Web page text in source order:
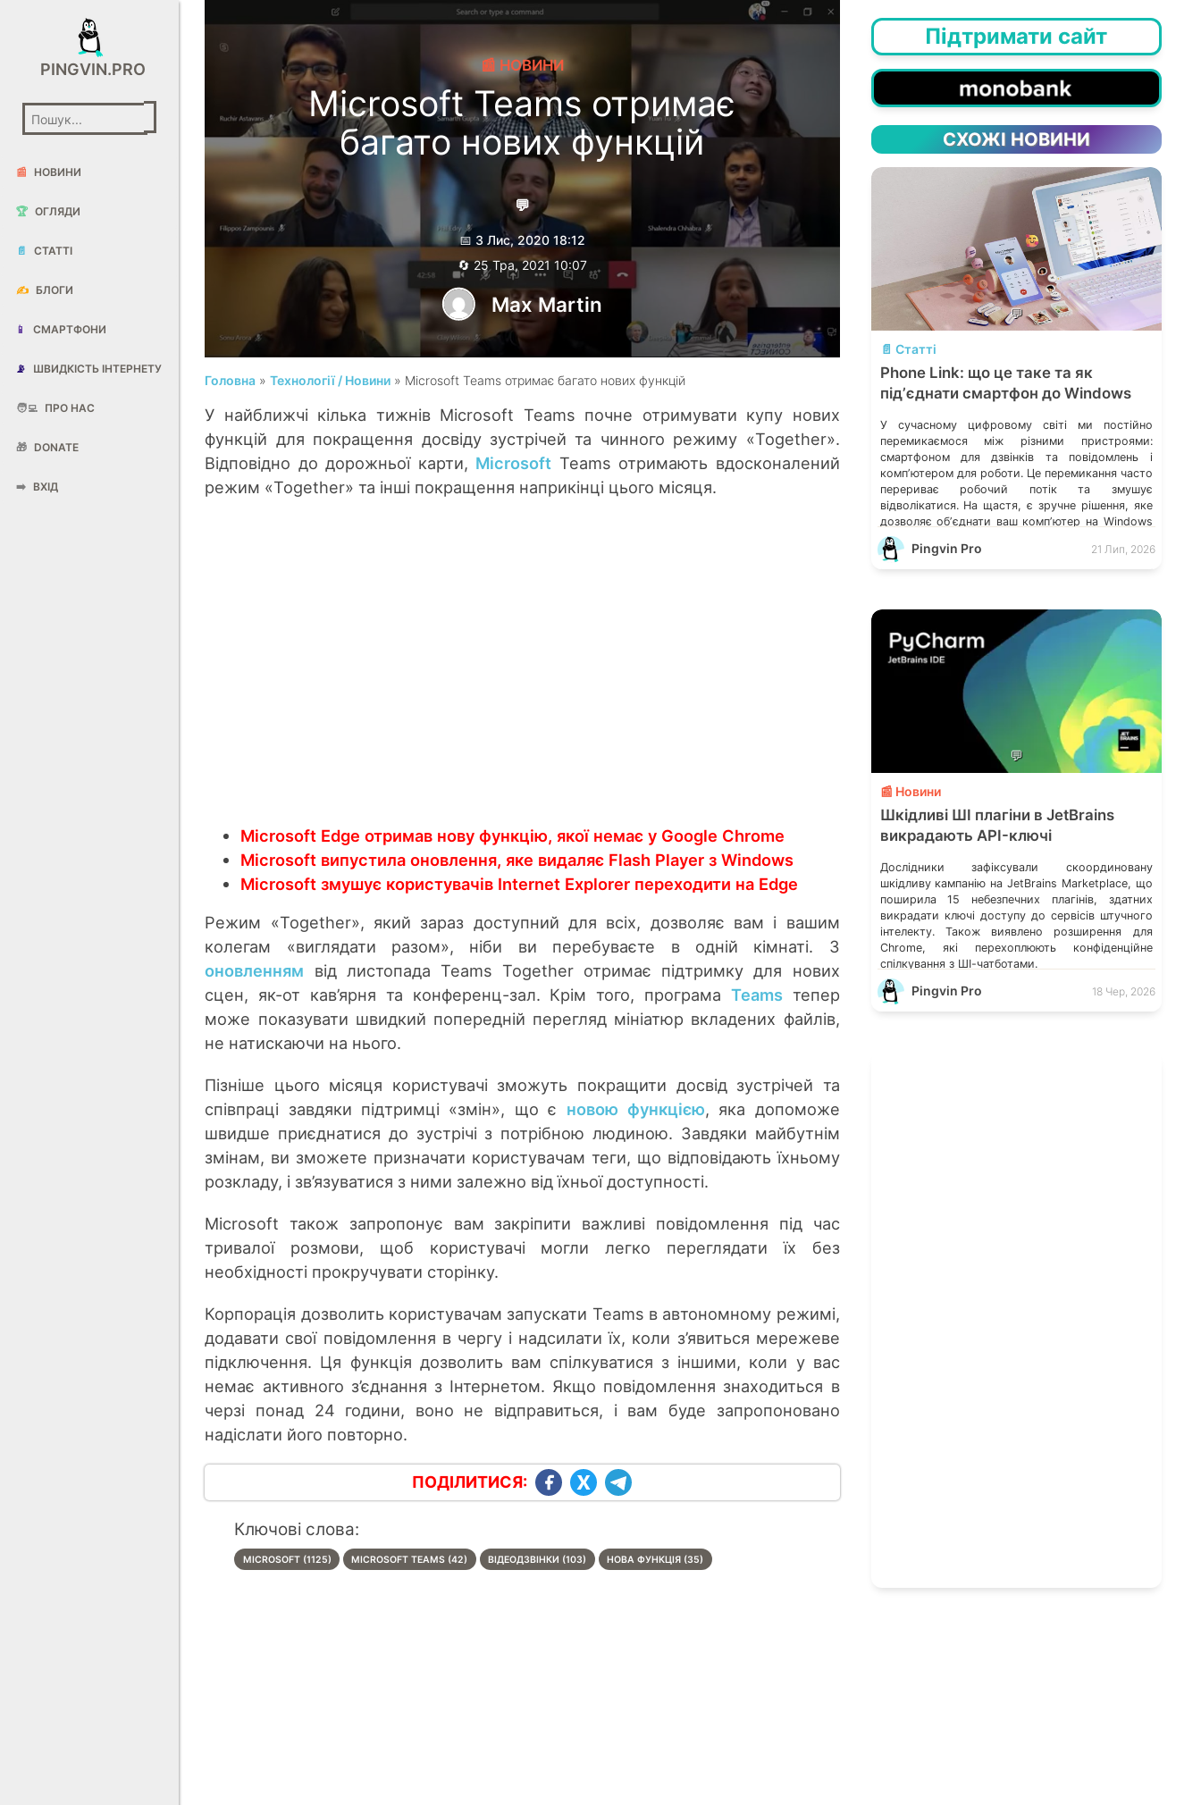
PINGVIN.PRO
📰 НОВИНИ
🏆 ОГЛЯДИ
📄 СТАТТІ
✍️ БЛОГИ
📱 СМАРТФОНИ
📡 ШВИДКІСТЬ ІНТЕРНЕТУ
🧑‍💻 ПРО НАС
🎁 DONATE
➡️ ВХІД
📰 НОВИНИ
Microsoft Teams отримає
багато нових функцій
💬
📅 3 Лис, 2020 18:12
🔄 25 Тра, 2021 10:07
Max Martin
Головна »Технології / Новини » Microsoft Teams отримає багато нових функцій
У найближчі кілька тижнів Microsoft Teams почне отримувати купу нових
функцій для покращення досвіду зустрічей та чинного режиму «Together».
Відповідно до дорожньої карти, Microsoft Teams отримають вдосконалений
режим «Together» та інші покращення наприкінці цього місяця.
Microsoft Edge отримав нову функцію, якої немає у Google Chrome
Microsoft випустила оновлення, яке видаляє Flash Player з Windows
Microsoft змушує користувачів Internet Explorer переходити на Edge
Режим «Together», який зараз доступний для всіх, дозволяє вам і вашим
колегам «виглядати разом», ніби ви перебуваєте в одній кімнаті. З
оновленням від листопада Teams Together отримає підтримку для нових
сцен, як-от кав’ярня та конференц-зал. Крім того, програма Teams тепер
може показувати швидкий попередній перегляд мініатюр вкладених файлів,
не натискаючи на нього.
Пізніше цього місяця користувачі зможуть покращити досвід зустрічей та
співпраці завдяки підтримці «змін», що є новою функцією, яка допоможе
швидше приєднатися до зустрічі з потрібною людиною. Завдяки майбутнім
змінам, ви зможете призначати користувачам теги, що відповідають їхньому
розкладу, і зв’язуватися з ними залежно від їхньої доступності.
Microsoft також запропонує вам закріпити важливі повідомлення під час
тривалої розмови, щоб користувачі могли легко переглядати їх без
необхідності прокручувати сторінку.
Корпорація дозволить користувачам запускати Teams в автономному режимі,
додавати свої повідомлення в чергу і надсилати їх, коли з’явиться мережеве
підключення. Ця функція дозволить вам спілкуватися з іншими, коли у вас
немає активного з’єднання з Інтернетом. Якщо повідомлення знаходиться в
черзі понад 24 години, воно не відправиться, і вам буде запропоновано
надіслати його повторно.
ПОДІЛИТИСЯ:
Ключові слова:
MICROSOFT (1125) MICROSOFT TEAMS (42) ВІДЕОДЗВІНКИ (103) НОВА ФУНКЦІЯ (35)
Підтримати сайт
СХОЖІ НОВИНИ
💬
📄 Статті
Phone Link: що це таке та як
підʼєднати смартфон до Windows
У сучасному цифровому світі ми постійно
перемикаємося між різними пристроями:
смартфоном для дзвінків та повідомлень і
компʼютером для роботи. Це перемикання часто
перериває робочий потік та змушує
відволікатися. На щастя, є зручне рішення, яке
дозволяє обʼєднати ваш компʼютер на Windows
із мобільним пристроєм, чи то Android, чи iOS.
Йдеться про застосунок Звʼязок зі смартфоном
Pingvin Pro 21 Лип, 2026
💬
📰 Новини
Шкідливі ШІ плагіни в JetBrains
викрадають API-ключі
Дослідники зафіксували скоординовану
шкідливу кампанію на JetBrains Marketplace, що
поширила 15 небезпечних плагінів, здатних
викрадати ключі доступу до сервісів штучного
інтелекту. Також виявлено розширення для
Chrome, які перехоплюють конфіденційне
спілкування з ШІ-чатботами.
Pingvin Pro 18 Чер, 2026